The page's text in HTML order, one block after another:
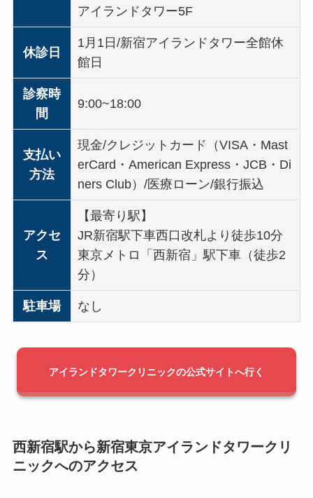
アイランドタワー5F
休診日
1月1日/新宿アイランドタワー全館休
館日
診察時
間
9:00~18:00
支払い
方法
現金/クレジットカード（VISA・Mast
erCard・American Express・JCB・Di
ners Club）/医療ローン/銀行振込
アクセ
ス
【最寄り駅】
JR新宿駅下車西口改札より徒歩10分
東京メトロ「西新宿」駅下車（徒歩2
分）
駐車場 なし
アイランドタワークリニックの公式サイトへ行く
西新宿駅から新宿東京アイランドタワークリ
ニックへのアクセス